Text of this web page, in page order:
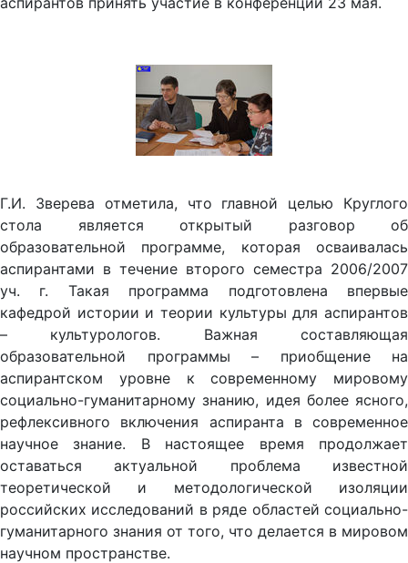
Г.И. Зверева отметила, что главной целью Круглого
стола является открытый разговор об
образовательной программе, которая осваивалась
аспирантами в течение второго семестра 2006/2007
уч. г. Такая программа подготовлена впервые
кафедрой истории и теории культуры для аспирантов
– культурологов. Важная составляющая
образовательной программы – приобщение на
аспирантском уровне к современному мировому
социально-гуманитарному знанию, идея более ясного,
рефлексивного включения аспиранта в современное
научное знание. В настоящее время продолжает
оставаться актуальной проблема известной
теоретической и методологической изоляции
российских исследований в ряде областей социально-
гуманитарного знания от того, что делается в мировом
научном пространстве.